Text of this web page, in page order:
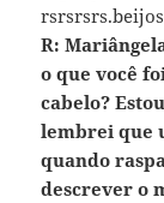
R:
o que você
cabelo?
lembrei que
quando
descrever o